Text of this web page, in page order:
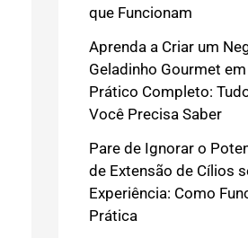
que Funcionam
Aprenda a Criar um
Geladinho Gourmet em
Prático Completo:
Você Precisa Saber
Pare de Ignorar o
de Extensão de Cílios
Experiência: Como
Prática